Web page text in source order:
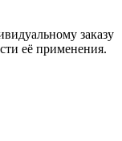
заказу
её применения.